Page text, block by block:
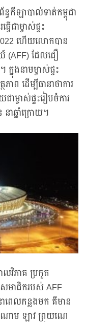
កីឡាបាល់ទាត់កម្ពុជា
ជាម្ចាស់ផ្ទះ
ហើយលោកបាន
(AFF) ដែលជឿ
នុងនាមម្ចាស់ផ្ទះ
ាព ដើម្បីធានាថាការ
ម្ចាស់ផ្ទះរៀបចំការ
ាឆ្នាំក្រោយ។
វិភាគ ប្រកួត
មាជិករបស់ AFF
ពេលកន្លងមក គឺមាន
ណាម ឡាវ ព្រុយណេ